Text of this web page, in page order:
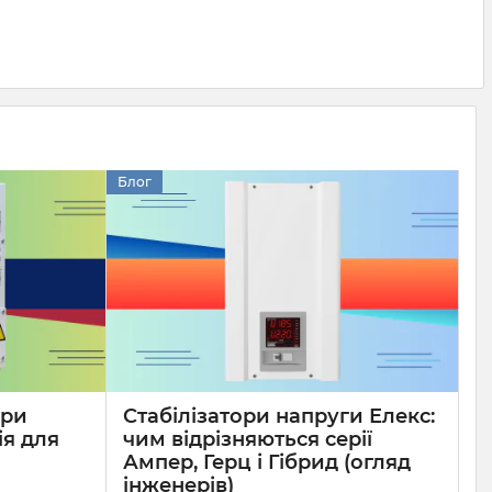
для
Блог
Стабілізатори напруги Елекс:
чим відрізняються серії
Ампер, Герц і Гібрид (огляд
інженерів)